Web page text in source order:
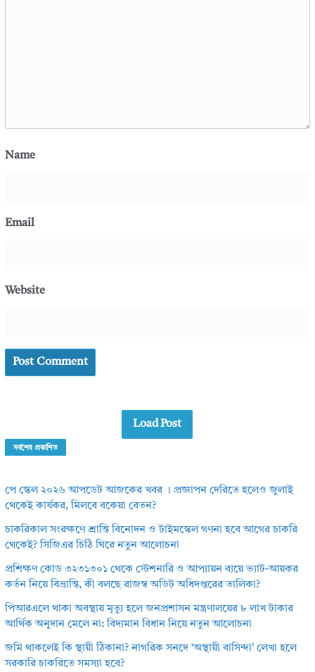
Name
Email
Website
Load Post
সর্বশেষ প্রকাশিত
পে স্কেল ২০২৬ আপডেট আজকের খবর । প্রজ্ঞাপন দেরিতে হলেও জুলাই
থেকেই কার্যকর, মিলবে বকেয়া বেতন?
চাকরিকাল সংরক্ষণে শ্রান্তি বিনোদন ও টাইমস্কেল গণনা হবে আগের চাকরি
থেকেই? সিজিএর চিঠি ঘিরে নতুন আলোচনা
প্রশিক্ষণ কোড ৩২৩১৩০১ থেকে স্টেশনারি ও আপ্যায়ন ব্যয়ে ভ্যাট-আয়কর
কর্তন নিয়ে বিভ্রান্তি, কী বলছে রাজস্ব অডিট অধিদপ্তরের তালিকা?
পিআরএলে থাকা অবস্থায় মৃত্যু হলে জনপ্রশাসন মন্ত্রণালয়ের ৮ লাখ টাকার
আর্থিক অনুদান মেলে না: বিদ্যমান বিধান নিয়ে নতুন আলোচনা
জমি থাকলেই কি স্থায়ী ঠিকানা? নাগরিক সনদে ‘অস্থায়ী বাসিন্দা’ লেখা হলে
সরকারি চাকরিতে সমস্যা হবে?